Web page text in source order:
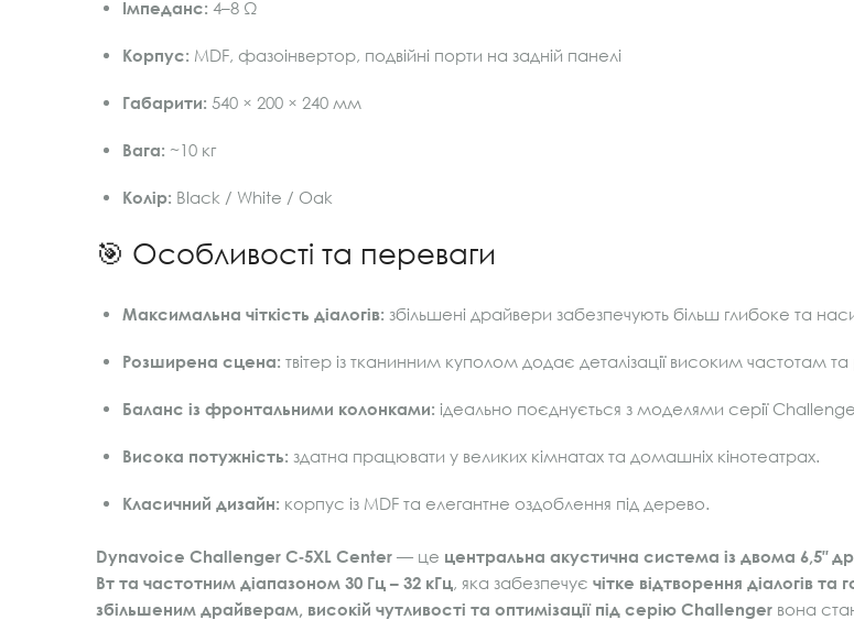
Імпеданс: 4–8 Ω
Корпус: MDF, фазоінвертор, подвійні порти на задній панелі
Габарити: 540 × 200 × 240 мм
Вага: ~10 кг
Колір: Black / White / Oak
🎯 Особливості та переваги
Максимальна чіткість діалогів: збільшені драйвери забезпечують більш глибоке та
Розширена сцена: твітер із тканинним куполом додає деталізації високим частотам
Баланс із фронтальними колонками: ідеально поєднується з моделями серії
Висока потужність: здатна працювати у великих кімнатах та домашніх кінотеатрах.
Класичний дизайн: корпус із MDF та елегантне оздоблення під дерево.
Dynavoice Challenger C‑5XL Center — це центральна акустична система із двома 6,5″
Вт та частотним діапазоном 30 Гц – 32 кГц, яка забезпечує чітке відтворення діалогів
збільшеним драйверам, високій чутливості та оптимізації під серію Challenger вона